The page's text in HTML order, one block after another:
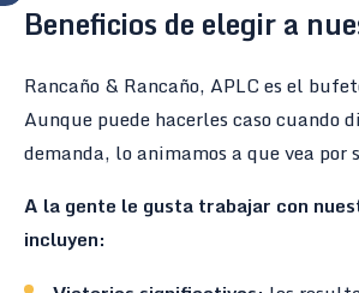
Beneficios de elegir a
Rancaño & Rancaño, APLC es el
Aunque puede hacerles caso cuando
demanda, lo animamos a que vea
A la gente le gusta trabajar con
incluyen: